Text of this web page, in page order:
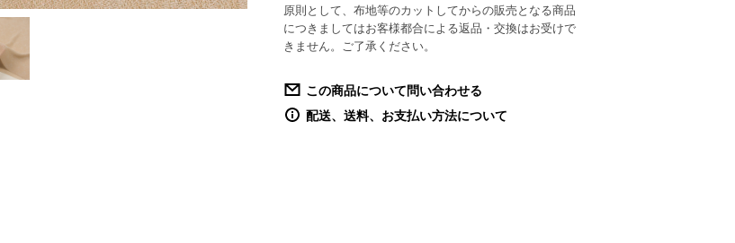
原則として、布地等のカットしてからの販売となる商品
につきましてはお客様都合による返品・交換はお受けで
きません。ご了承ください。
この商品について問い合わせる
配送、送料、お支払い方法について